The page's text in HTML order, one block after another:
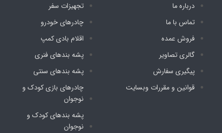
درباره ما
تماس با ما
فروش عمده
گالری تصاویر
پیگیری سفارش
قوانین و مقررات وبسایت
تجهیزات سفر
چادرهای خودرو
اقلام بادی کمپ
پشه‌ بندهای فنری
پشه‌ بندهای سنتی
چادرهای بازی کودک و
نوجوان
پشه‌ بندهای کودک و
نوجوان